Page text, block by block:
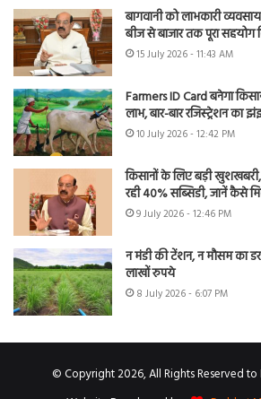
बागवानी को लाभकारी
बीज से बाजार तक पूरा सहयोग
15 July 2026 - 11:43 AM
Farmers ID Card बनेगा
लाभ, बार-बार रजिस्ट्रेशन
10 July 2026 - 12:42 PM
किसानों के लिए बड़ी
रही 40% सब्सिडी, जानें कैसे
9 July 2026 - 12:46 PM
न मंडी की टेंशन, न मौसम का
लाखों रुपये
8 July 2026 - 6:07 PM
© Copyright 2026, All Rights Reserved to